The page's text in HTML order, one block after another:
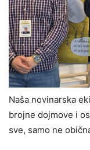
Naša novinarska
brojne dojmove i
sve, samo ne